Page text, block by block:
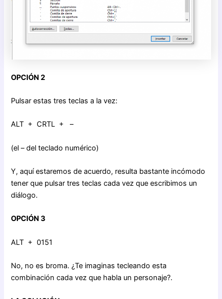
OPCIÓN 2
Pulsar estas tres teclas a la vez:
ALT + CRTL + –
(el – del teclado numérico)
Y, aquí estaremos de acuerdo, resulta bastante incómodo
tener que pulsar tres teclas cada vez que escribimos un
diálogo.
OPCIÓN 3
ALT + 0151
No, no es broma. ¿Te imaginas tecleando esta
combinación cada vez que habla un personaje?.